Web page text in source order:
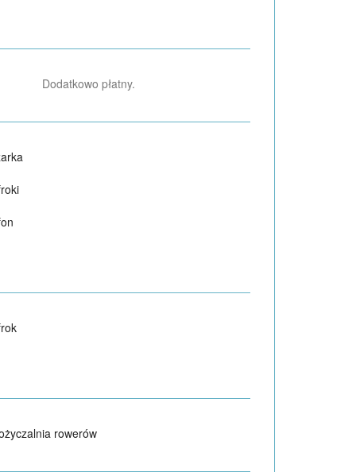
Dodatkowo płatny.
rowerów